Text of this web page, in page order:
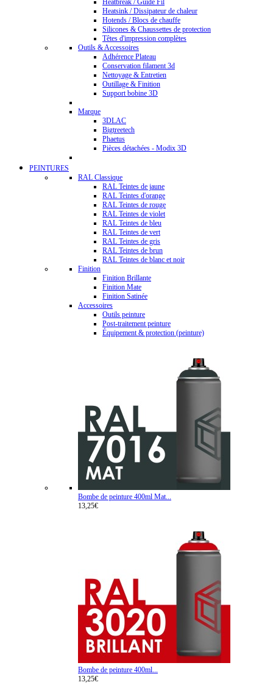
Heatbreak / Guide Fil
Heatsink / Dissipateur de chaleur
Hotends / Blocs de chauffe
Silicones & Chaussettes de protection
Têtes d'impression complètes
Outils & Accessoires
Adhérence Plateau
Conservation filament 3d
Nettoyage & Entretien
Outillage & Finition
Support bobine 3D
Marque
3DLAC
Bigtreetech
Phaetus
Pièces détachées - Modix 3D
PEINTURES
RAL Classique
RAL Teintes de jaune
RAL Teintes d'orange
RAL Teintes de rouge
RAL Teintes de violet
RAL Teintes de bleu
RAL Teintes de vert
RAL Teintes de gris
RAL Teintes de brun
RAL Teintes de blanc et noir
Finition
Finition Brillante
Finition Mate
Finition Satinée
Accessoires
Outils peinture
Post-traitement peinture
Équipement & protection (peinture)
Bombe de peinture 400ml Mat...
13,25€
Bombe de peinture 400ml...
13,25€